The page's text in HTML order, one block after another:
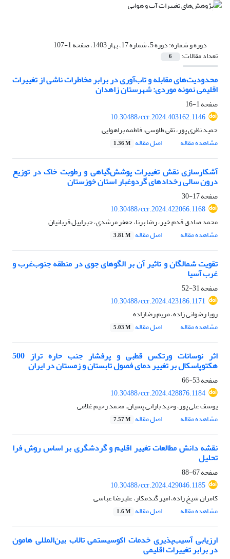
دوره و شماره:دوره 5، شماره 17، بهار 1403، صفحه 1-107
تعداد مقالات: 6
محدودیت‌های مقابله و تاب‌آوری در برابر مخاطرات ناشی از تغییرات
اقلیمی نمونه موردی: شهرستان زاهدان
صفحه1-16
10.30488/ccr.2024.403162.1146
حمید نظری پور، تقی طاوسی، فاطمه براهوایی
مشاهده مقاله
اصل مقاله 1.36 M
آشکارسازی نقش تغییرات پوشش‌گیاهی و رطوبت خاک در توزیع
درون سالی رخدادهای گردوغبار استان خوزستان
صفحه17-30
10.30488/ccr.2024.422066.1168
محمد صادق قدم خیر، رضا برنا، جعفر مرشدی، جبراییل قربانیان
مشاهده مقاله
اصل مقاله 3.81 M
تقویت شمالگان و تاثیر آن بر الگوهای جوی در منطقه جنوب‌غرب و
غرب آسیا
صفحه31-52
10.30488/ccr.2024.423186.1171
رویا رضوانی زاده، مریم رضازاده
مشاهده مقاله
اصل مقاله 5.03 M
اثر نوسانات ورتکس قطبی و پرفشار جنب حاره تراز 500
هکتوپاسکال بر تغییر دمای فصول تابستان و زمستان در ایران
صفحه53-66
10.30488/ccr.2024.428876.1184
یوسف علی پور، وحید بارانی پسیان، محمد رحیم غلامی
مشاهده مقاله
اصل مقاله 7.57 M
نقشه دانش مطالعات تغییر اقلیم و گردشگری بر اساس روش فرا
تحلیل
صفحه67-88
10.30488/ccr.2024.429046.1185
کامران شیخ زاده، امیر گندمکار، علیرضا عباسی
مشاهده مقاله
اصل مقاله 1.6 M
ارزیابی آسیب‌پذیری خدمات اکوسیستمی تالاب بین‌المللی هامون
در برابر تغییرات اقلیمی